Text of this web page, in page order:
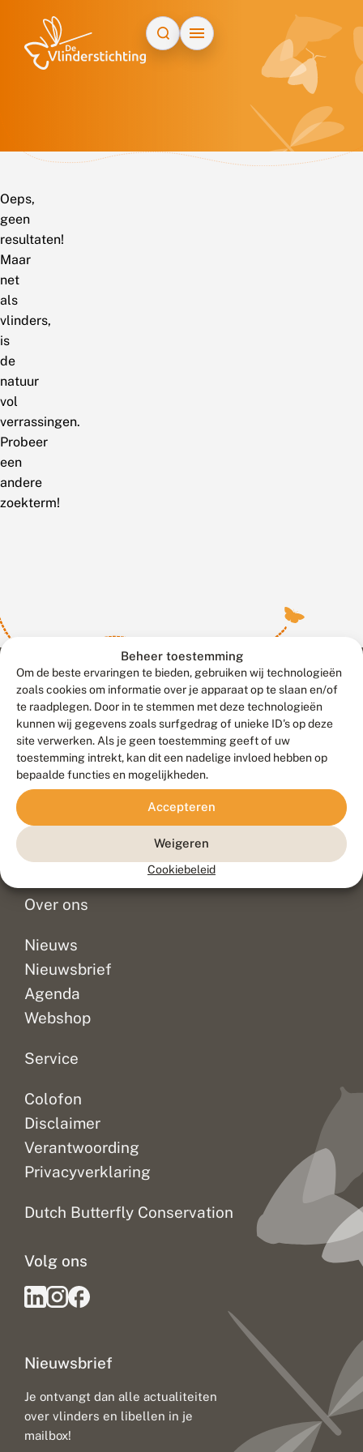
Beheer toestemming
Om de beste ervaringen te bieden, gebruiken wij technologieën
zoals cookies om informatie over je apparaat op te slaan en/of
te raadplegen. Door in te stemmen met deze technologieën
kunnen wij gegevens zoals surfgedrag of unieke ID's op deze
site verwerken. Als je geen toestemming geeft of uw
toestemming intrekt, kan dit een nadelige invloed hebben op
bepaalde functies en mogelijkheden.
Accepteren
Weigeren
Cookiebeleid
Oeps,
geen
resultaten!
Maar
net
als
vlinders,
is
de
natuur
vol
verrassingen.
Probeer
een
andere
zoekterm!
Contact
Veelgestelde vragen
Doneer
Over ons
Nieuws
Nieuwsbrief
Agenda
Webshop
Service
Colofon
Disclaimer
Verantwoording
Privacyverklaring
Dutch Butterfly Conservation
Nieuwsbrief
Je ontvangt dan alle actualiteiten
over vlinders en libellen in je
mailbox!
Volg ons
Meld waarnemingen© 2026 Vlinderstichting
Duurzaam ontwikkeld door
Go2People
, ontworpen door
Blue Field Agency
Privacy
Disclaimer
Sitemap